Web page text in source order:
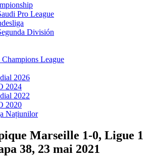
Pro League
División
Champions League
2026
2024
2022
2020
Națiunilor
Marseille 1-0, Ligue 1
38, 23 mai 2021